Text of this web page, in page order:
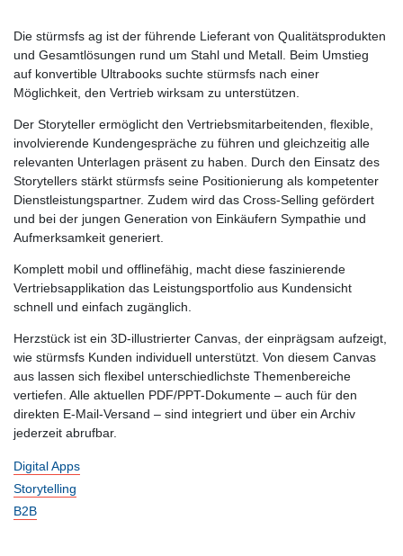
Die stürmsfs ag ist der führende Lieferant von Qualitätsprodukten
und Gesamtlösungen rund um Stahl und Metall. Beim Umstieg
auf konvertible Ultrabooks suchte stürmsfs nach einer
Möglichkeit, den Vertrieb wirksam zu unterstützen.
Der Storyteller ermöglicht den Vertriebsmitarbeitenden, flexible,
involvierende Kundengespräche zu führen und gleichzeitig alle
relevanten Unterlagen präsent zu haben. Durch den Einsatz des
Storytellers stärkt stürmsfs seine Positionierung als kompetenter
Dienstleistungspartner. Zudem wird das Cross-Selling gefördert
und bei der jungen Generation von Einkäufern Sympathie und
Aufmerksamkeit generiert.
Komplett mobil und offlinefähig, macht diese faszinierende
Vertriebsapplikation das Leistungsportfolio aus Kundensicht
schnell und einfach zugänglich.
Herzstück ist ein 3D-illustrierter Canvas, der einprägsam aufzeigt,
wie stürmsfs Kunden individuell unterstützt. Von diesem Canvas
aus lassen sich flexibel unterschiedlichste Themenbereiche
vertiefen. Alle aktuellen PDF/PPT-Dokumente – auch für den
direkten E-Mail-Versand – sind integriert und über ein Archiv
jederzeit abrufbar.
Digital Apps
Storytelling
B2B